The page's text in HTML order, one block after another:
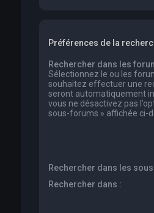
Préférences de la
Rechercher dans les
Sélectionnez le ou les
souhaitez effectuer une
seront automatiquement
vous ne désactivez pas
sous-forums » affichée ci-
Rechercher dans les
Rechercher dans :